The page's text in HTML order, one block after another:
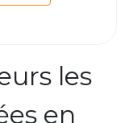
les
en